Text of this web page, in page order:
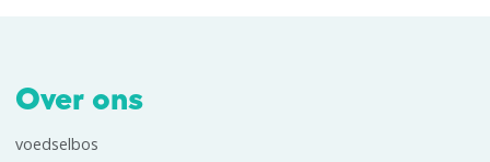
Over ons
voedselbos